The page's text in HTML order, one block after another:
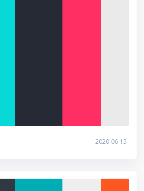
2020-06-15